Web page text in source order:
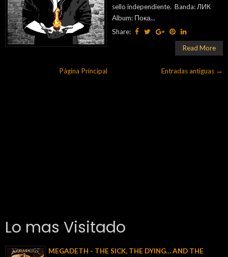
sello independiente. Banda: ЛИК
Album: Пока...
Share:
Read More
Entradas antiguas →
Página Principal
Lo mas Visitado
MEGADETH - THE SICK, THE DYING… AND THE